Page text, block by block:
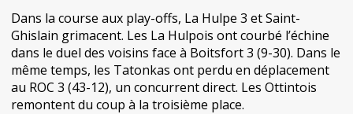
Dans la course aux play-offs, La Hulpe 3 et Saint-
Ghislain grimacent. Les La Hulpois ont courbé l’échine
dans le duel des voisins face à Boitsfort 3 (9-30). Dans le
même temps, les Tatonkas ont perdu en déplacement
au ROC 3 (43-12), un concurrent direct. Les Ottintois
remontent du coup à la troisième place.